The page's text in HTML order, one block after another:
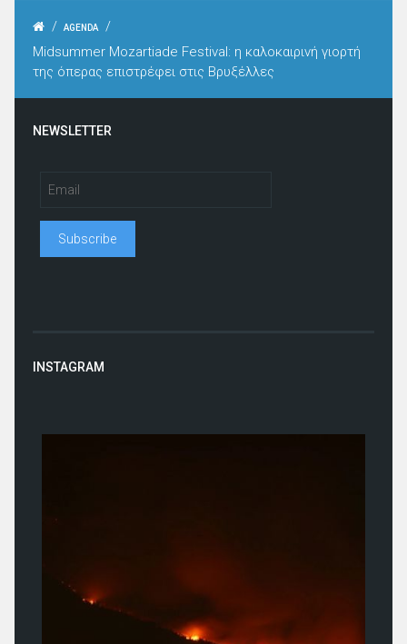
/ AGENDA
/
Midsummer Mozartiade Festival: η καλοκαιρινή γιορτή
της όπερας επιστρέφει στις Βρυξέλλες
NEWSLETTER
INSTAGRAM